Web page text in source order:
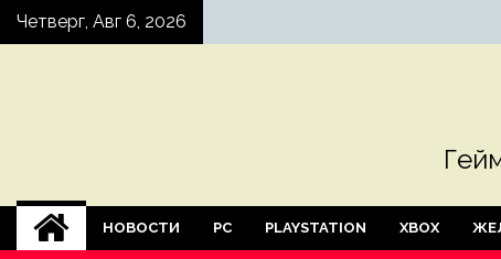
SkipЧетверг, Авг 6, 2026
НОВОСТИ PC PLAYSTATION XBOX